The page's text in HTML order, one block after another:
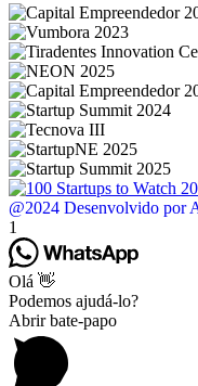
@2024 Desenvolvido por
1
Olá 👋
Podemos ajudá-lo?
Abrir bate-papo